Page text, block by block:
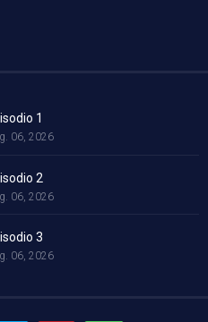
1
06, 2026
2
06, 2026
3
06, 2026